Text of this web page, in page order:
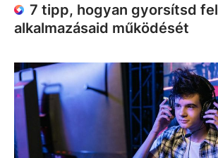
7 tipp, hogyan gyorsítsd
alkalmazásaid működését